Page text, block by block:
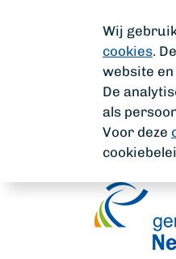
Wij
cookies.
website
De
als
Voor deze